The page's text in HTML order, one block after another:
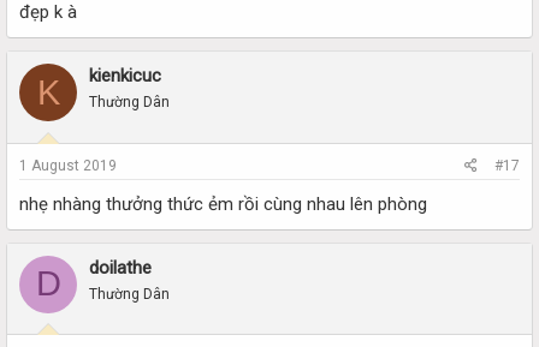
đẹp k à
K kienkicuc
Thường Dân
1 August 2019 #17
nhẹ nhàng thưởng thức ẻm rồi cùng nhau lên phòng
D doilathe
Thường Dân